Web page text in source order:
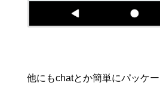
他にもchatとか簡単にパッケ